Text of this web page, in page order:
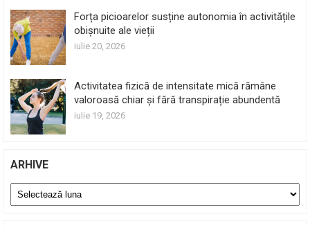
Forța picioarelor susține autonomia în activitățile
obișnuite ale vieții
iulie 20, 2026
Activitatea fizică de intensitate mică rămâne
valoroasă chiar și fără transpirație abundentă
iulie 19, 2026
ARHIVE
Arhive